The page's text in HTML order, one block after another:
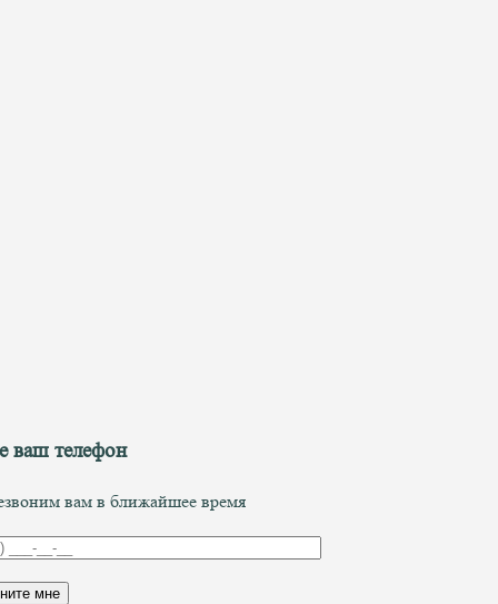
ваш телефон
вам в ближайшее время